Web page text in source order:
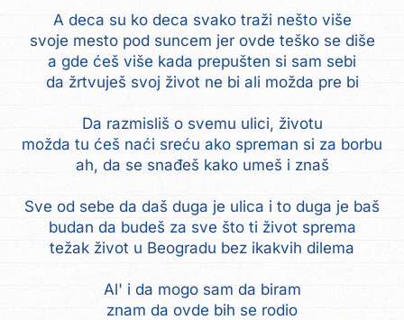
A deca su ko deca svako traži nešto više
svoje mesto pod suncem jer ovde teško se diše
a gde ćeš više kada prepušten si sam sebi
da žrtvuješ svoj život ne bi ali možda pre bi
Da razmisliš o svemu ulici, životu
možda tu ćeš naći sreću ako spreman si za borbu
ah, da se snađeš kako umeš i znaš
Sve od sebe da daš duga je ulica i to duga je baš
budan da budeš za sve što ti život sprema
težak život u Beogradu bez ikakvih dilema
Al' i da mogo sam da biram
znam da ovde bih se rodio